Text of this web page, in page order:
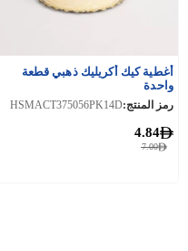
أغطية كيك أكريليك ذهبي قطعة
واحدة
رمز المنتج:HSMACT375056PK14D
7.00
4.84